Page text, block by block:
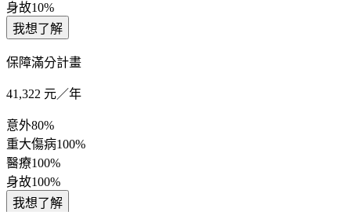
身故10%
我想了解
保障滿分計畫
41,322 元／年
意外80%
重大傷病100%
醫療100%
身故100%
我想了解